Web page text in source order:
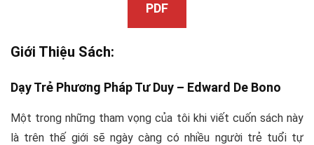
PDF
Giới Thiệu Sách:
Dạy Trẻ Phương Pháp Tư Duy – Edward De Bono
Một trong những tham vọng của tôi khi viết cuốn sách này
là trên thế giới sẽ ngày càng có nhiều người trẻ tuổi tự